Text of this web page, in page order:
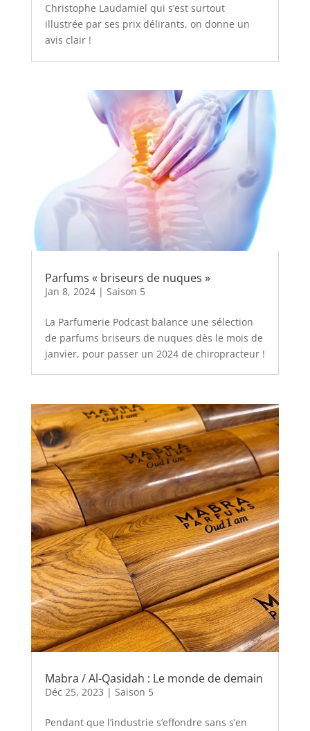
Christophe Laudamiel qui s’est surtout
illustrée par ses prix délirants, on donne un
avis clair !
Parfums « briseurs de nuques »
Jan 8, 2024| Saison 5
La Parfumerie Podcast balance une sélection
de parfums briseurs de nuques dès le mois de
janvier, pour passer un 2024 de chiropracteur !
Mabra / Al-Qasidah : Le monde de demain
Déc 25, 2023 | Saison 5
Pendant que l’industrie s’effondre sans s’en